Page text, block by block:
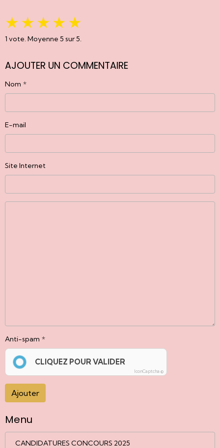
★ ★ ★ ★ ★
1 vote. Moyenne 5 sur 5.
AJOUTER UN COMMENTAIRE
Nom
E-mail
Site Internet
Anti-spam
CLIQUEZ POUR VALIDER
IconCaptcha ©
Ajouter
Menu
CANDIDATURES CONCOURS 2025